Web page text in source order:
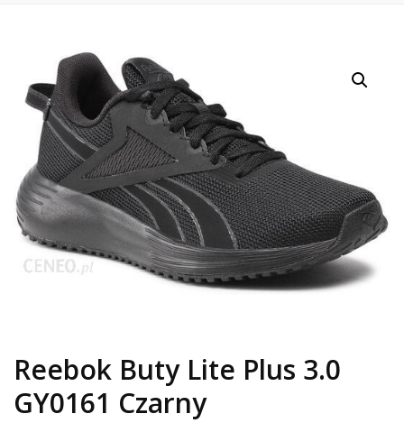
Reebok Buty Lite Plus 3.0
GY0161 Czarny